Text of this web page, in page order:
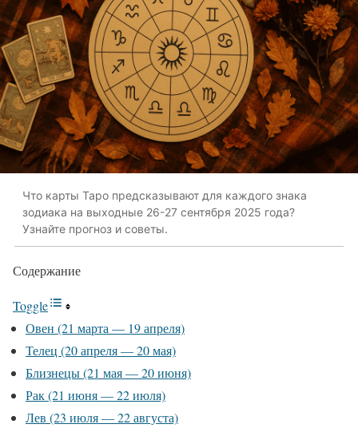
Что карты Таро предсказывают для каждого знака
зодиака на выходные 26-27 сентября 2025 года?
Узнайте прогноз и советы.
Содержание
Toggle
Овен (21 марта — 19 апреля)
Телец (20 апреля — 20 мая)
Близнецы (21 мая — 20 июня)
Рак (21 июня — 22 июля)
Лев (23 июля — 22 августа)